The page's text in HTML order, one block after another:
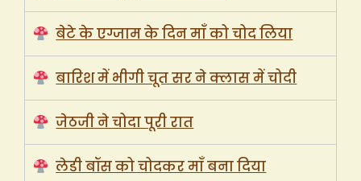
बेटे के एग्जाम के दिन माँ को चोद लिया
बारिश में भीगी चूत सर ने क्लास में चोदी
जेठजी ने चोदा पूरी रात
लेडी बॉस को चोदकर माँ बना दिया